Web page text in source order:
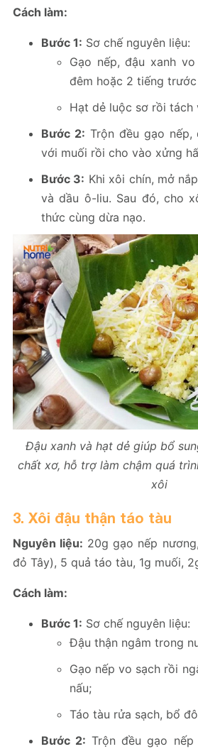
Cách làm:
Bước 1: Sơ chế nguyên liệu:
Gạo nếp, đậu xanh
đêm hoặc 2 tiếng trước
Hạt dẻ luộc sơ rồi tách
Bước 2: Trộn đều gạo
với muối rồi cho vào xửng
Bước 3: Khi xôi chín, mở
và dầu ô-liu. Sau đó, cho
thức cùng dừa nạo.
Đậu xanh và hạt dẻ giúp bổ
chất xơ, hỗ trợ làm chậm quá
xôi
3. Xôi đậu thận táo tàu
Nguyên liệu: 20g gạo nếp
đỏ Tây), 5 quả táo tàu, 1g muối,
Cách làm:
Bước 1: Sơ chế nguyên liệu:
Đậu thận ngâm trong
Gạo nếp vo sạch rồi
nấu;
Táo tàu rửa sạch, bổ
Bước 2: Trộn đều gạo